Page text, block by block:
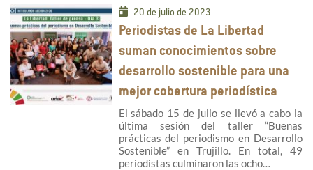
20 de julio de 2023
Periodistas de La Libertad
suman conocimientos sobre
desarrollo sostenible para una
mejor cobertura periodística
El sábado 15 de julio se llevó a cabo la
última sesión del taller “Buenas
prácticas del periodismo en Desarrollo
Sostenible” en Trujillo. En total, 49
periodistas culminaron las ocho…